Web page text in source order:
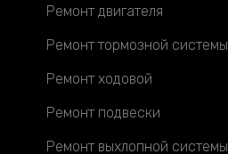
Ремонт двигателя
Ремонт тормозной системы
Ремонт ходовой
Ремонт подвески
Ремонт выхлопной системы